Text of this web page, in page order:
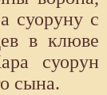
суоруну с
в клюве
суорун
сына.